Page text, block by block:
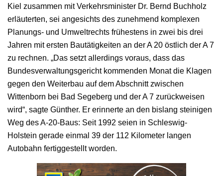
Kiel zusammen mit Verkehrsminister Dr. Bernd Buchholz
erläuterten, sei angesichts des zunehmend komplexen
Planungs- und Umweltrechts frühestens in zwei bis drei
Jahren mit ersten Bautätigkeiten an der A 20 östlich der A 7
zu rechnen. „Das setzt allerdings voraus, dass das
Bundesverwaltungsgericht kommenden Monat die Klagen
gegen den Weiterbau auf dem Abschnitt zwischen
Wittenborn bei Bad Segeberg und der A 7 zurückweisen
wird“, sagte Günther. Er erinnerte an den bislang steinigen
Weg des A-20-Baus: Seit 1992 seien in Schleswig-
Holstein gerade einmal 39 der 112 Kilometer langen
Autobahn fertiggestellt worden.